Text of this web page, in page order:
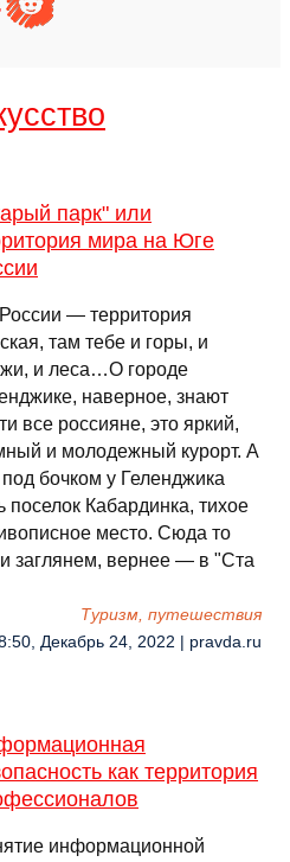
парк" или
мира на Юге
— территория
там тебе и горы, и
и леса…О городе
наверное, знают
все россияне, это яркий,
и молодежный курорт. А
под бочком у Геленджика
поселок Кабардинка, тихое
место. Сюда то
заглянем, вернее — в "Ста
Туризм, путешествия
Декабрь 24, 2022 | pravda.ru
как территория
информационной